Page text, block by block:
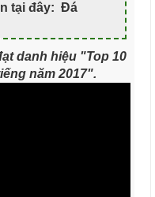
tại đây: Đá
danh hiệu "Top 10
năm 2017".